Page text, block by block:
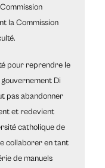
la Commission
pour reprendre le
Di
pas abandonner
et redevient
catholique de
collaborer en tant
de manuels